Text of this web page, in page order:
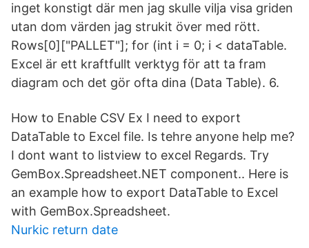
inget konstigt där men jag skulle vilja visa griden
utan dom värden jag strukit över med rött.
Rows[0]["PALLET"]; for (int i = 0; i < dataTable.
Excel är ett kraftfullt verktyg för att ta fram
diagram och det gör ofta dina (Data Table). 6.
How to Enable CSV Ex I need to export
DataTable to Excel file. Is tehre anyone help me?
I dont want to listview to excel Regards. Try
GemBox.Spreadsheet.NET component.. Here is
an example how to export DataTable to Excel
with GemBox.Spreadsheet.
Nurkic return date